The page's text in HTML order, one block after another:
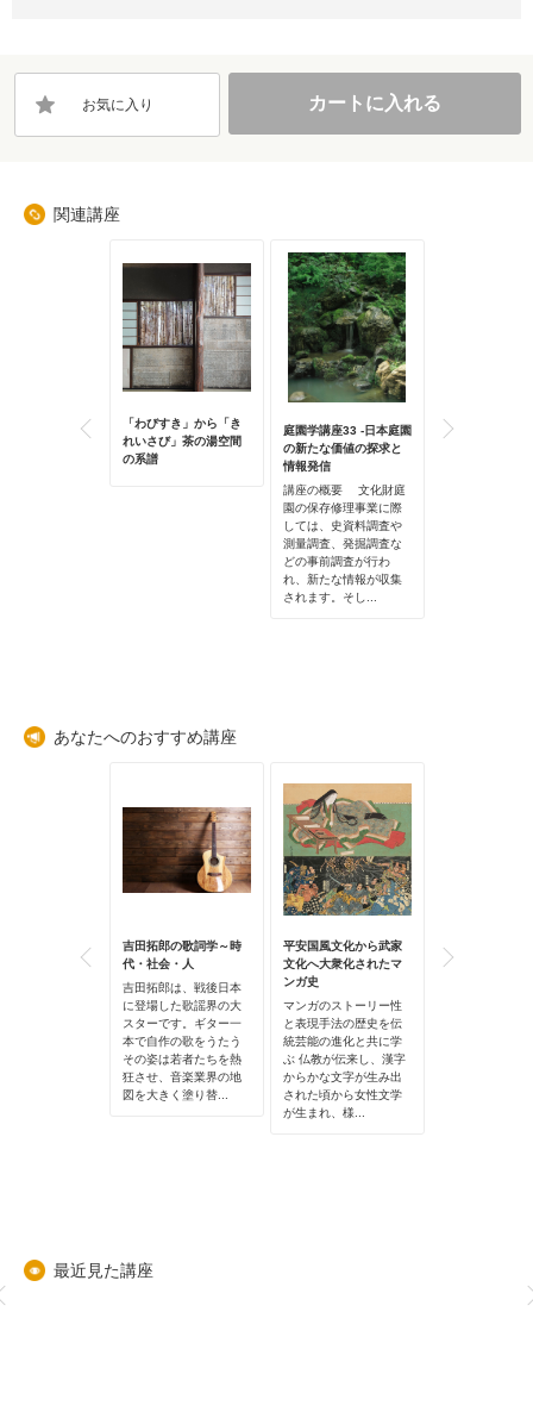
お気に入り カートに入れる
関連講座
「わびすき」から「き
れいさび」茶の湯空間
の系譜
庭園学講座33 -日本庭園
の新たな価値の探求と
情報発信
講座の概要 文化財庭
園の保存修理事業に際
しては、史資料調査や
測量調査、発掘調査な
どの事前調査が行わ
れ、新たな情報が収集
されます。そし...
令和の東京に見
の名残 -神仏習
あなたへのおすすめ講座
吉田拓郎の歌詞学～時
代・社会・人
吉田拓郎は、戦後日本
に登場した歌謡界の大
スターです。ギター一
本で自作の歌をうたう
その姿は若者たちを熱
狂させ、音楽業界の地
図を大きく塗り替...
平安国風文化から武家
文化へ大衆化されたマ
ンガ史
マンガのストーリー性
と表現手法の歴史を伝
統芸能の進化と共に学
ぶ 仏教が伝来し、漢字
からかな文字が生み出
された頃から女性文学
が生まれ、様...
初めての挑戦！
Premiere（PC
最近見た講座